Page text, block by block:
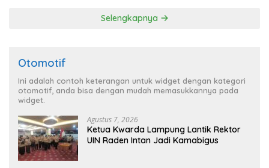
Selengkapnya
Otomotif
Ini adalah contoh keterangan untuk widget dengan kategori
otomotif, anda bisa dengan mudah memasukkannya pada
widget.
Agustus 7, 2026
Ketua Kwarda Lampung Lantik Rektor
UIN Raden Intan Jadi Kamabigus